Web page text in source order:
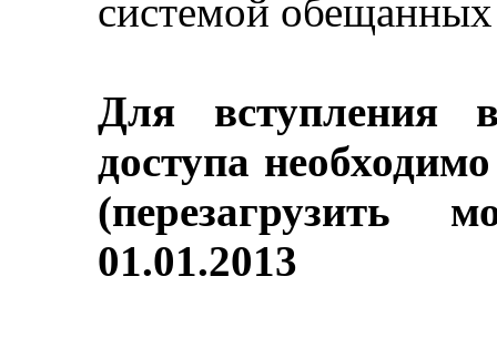
системой
Для вступления
доступа
(перезагрузить
01.01.2013